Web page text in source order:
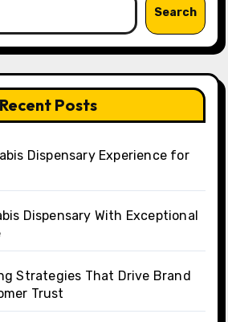
Search
Recent Posts
Dispensary Experience for
Dispensary With Exceptional
Strategies That Drive Brand
Trust